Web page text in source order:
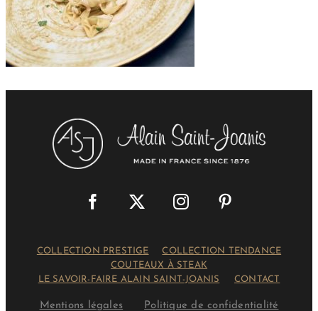
COLLECTION PRESTIGE
COLLECTION TENDANCE
COUTEAUX À STEAK
LE SAVOIR-FAIRE ALAIN SAINT-JOANIS
CONTACT
Mentions légales Politique de confidentialité